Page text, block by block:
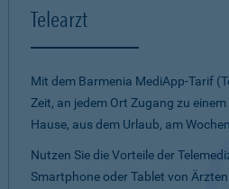
Telearzt
Mit dem Barmenia MediApp-Tarif
Zeit, an jedem Ort Zugang zu
Hause, aus dem Urlaub, am
Nutzen Sie die Vorteile der
Smartphone oder Tablet von